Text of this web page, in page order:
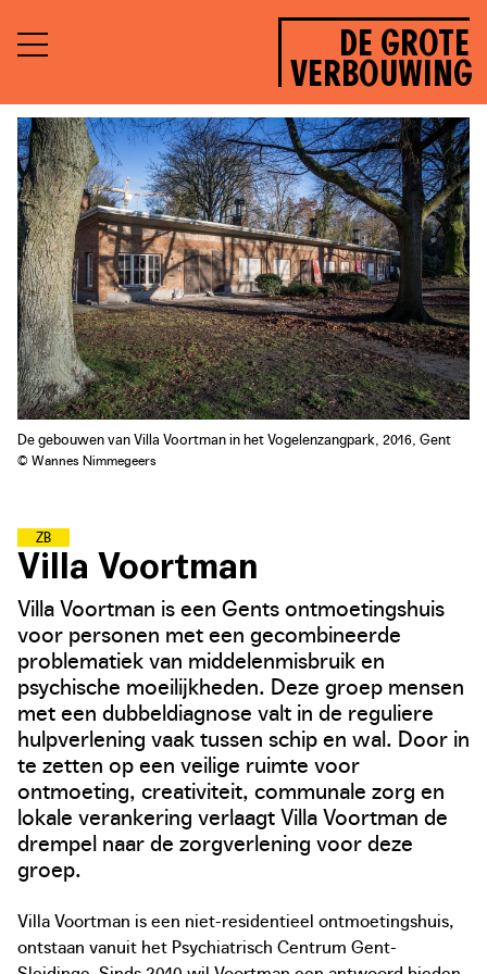
DE GROTE
VERBOUWING
De gebouwen van Villa Voortman in het Vogelenzangpark, 2016, Gent
© Wannes Nimmegeers
ZO
R
G
Z
A
M
E
B
Villa Voortman
Villa Voortman is een Gents ontmoetingshuis
voor personen met een gecombineerde
problematiek van middelenmisbruik en
psychische moeilijkheden. Deze groep mensen
met een dubbeldiagnose valt in de reguliere
hulpverlening vaak tussen schip en wal. Door in
te zetten op een veilige ruimte voor
ontmoeting, creativiteit, communale zorg en
lokale verankering verlaagt Villa Voortman de
drempel naar de zorgverlening voor deze
groep.
Villa Voortman is een niet-residentieel ontmoetingshuis,
ontstaan vanuit het Psychiatrisch Centrum Gent-